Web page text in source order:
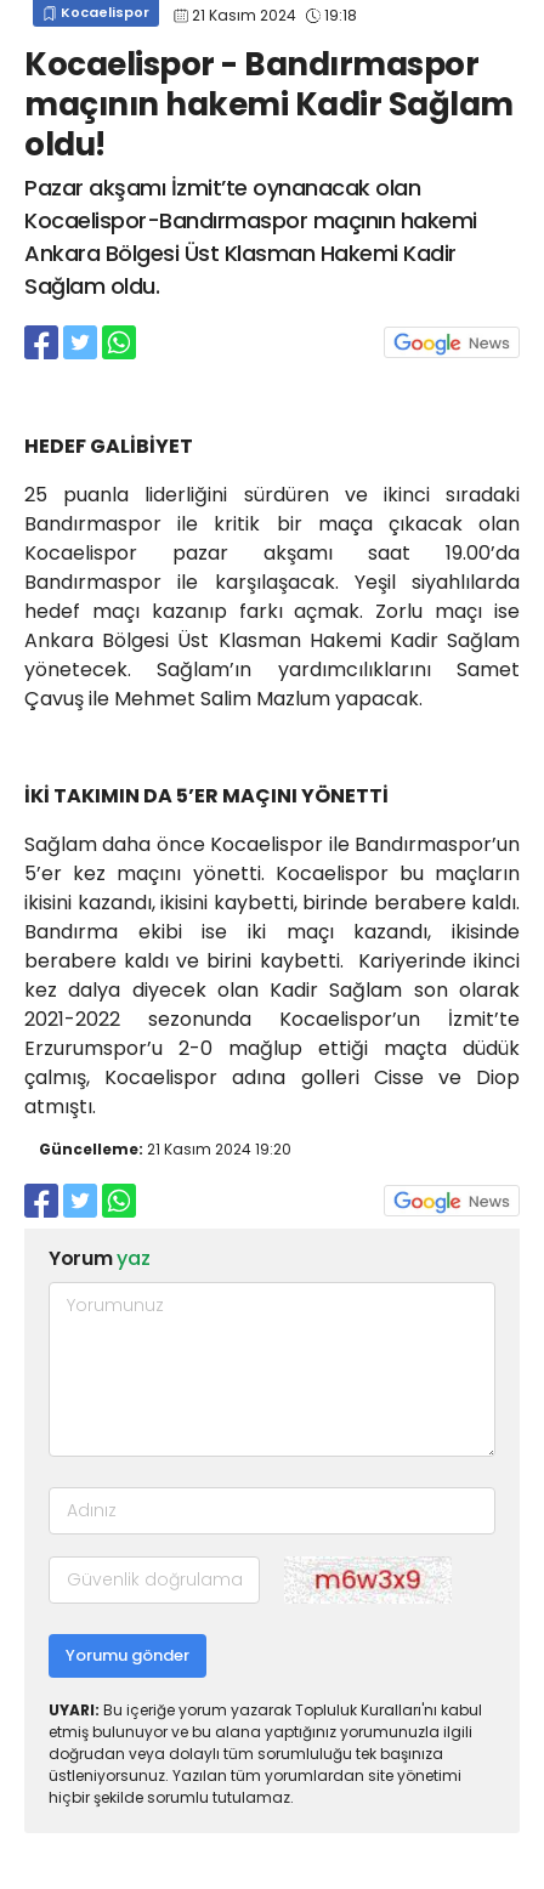
Kocaelispor 21 Kasım 2024 19:18
Kocaelispor - Bandırmaspor
maçının hakemi Kadir Sağlam
oldu!
Pazar akşamı İzmit’te oynanacak olan
Kocaelispor-Bandırmaspor maçının hakemi
Ankara Bölgesi Üst Klasman Hakemi Kadir
Sağlam oldu.
HEDEF GALİBİYET
25 puanla liderliğini sürdüren ve ikinci sıradaki
Bandırmaspor ile kritik bir maça çıkacak olan
Kocaelispor pazar akşamı saat 19.00’da
Bandırmaspor ile karşılaşacak. Yeşil siyahlılarda
hedef maçı kazanıp farkı açmak. Zorlu maçı ise
Ankara Bölgesi Üst Klasman Hakemi Kadir Sağlam
yönetecek. Sağlam’ın yardımcılıklarını Samet
Çavuş ile Mehmet Salim Mazlum yapacak.
İKİ TAKIMIN DA 5’ER MAÇINI YÖNETTİ
Sağlam daha önce Kocaelispor ile Bandırmaspor’un
5’er kez maçını yönetti. Kocaelispor bu maçların
ikisini kazandı, ikisini kaybetti, birinde berabere kaldı.
Bandırma ekibi ise iki maçı kazandı, ikisinde
berabere kaldı ve birini kaybetti. Kariyerinde ikinci
kez dalya diyecek olan Kadir Sağlam son olarak
2021-2022 sezonunda Kocaelispor’un İzmit’te
Erzurumspor’u 2-0 mağlup ettiği maçta düdük
çalmış, Kocaelispor adına golleri Cisse ve Diop
atmıştı.
Güncelleme: 21 Kasım 2024 19:20
Yorumyaz
Yorumu gönder
UYARI: Bu içeriğe yorum yazarak Topluluk Kuralları'nı kabul
etmiş bulunuyor ve bu alana yaptığınız yorumunuzla ilgili
doğrudan veya dolaylı tüm sorumluluğu tek başınıza
üstleniyorsunuz. Yazılan tüm yorumlardan site yönetimi
hiçbir şekilde sorumlu tutulamaz.
info@spor41.com